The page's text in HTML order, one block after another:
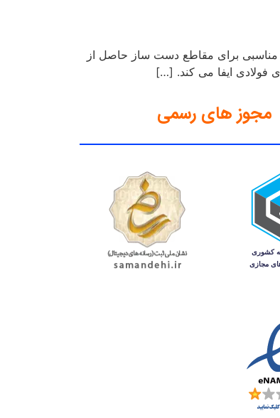
مناسبی برای مقاطع دست ساز حاصل از
فولادی ایفا می کند. […]
مجوز های رسمی